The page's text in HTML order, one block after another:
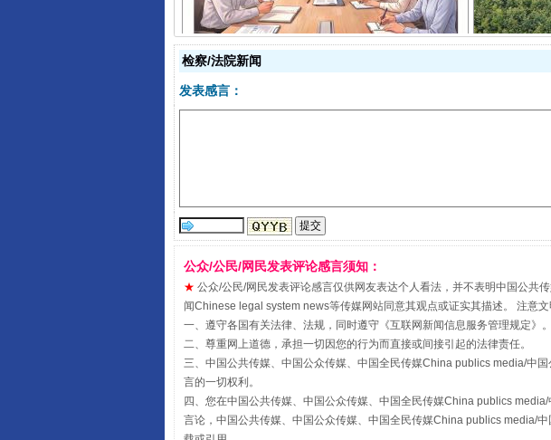
受贿1.44亿！段成刚被判无期
检察/法院新闻
发表感言：
公众/公民/网民发表评论感言须知：
★ 公众/公民/网民发表评论感言仅供网友表达个人看法，并不表明中国公
闻Chinese legal system news等传媒网站同意其观点或证实其描述。 注意文
一、遵守各国有关法律、法规，同时遵守《互联网新闻信息服务管理规定》。
二、尊重网上道德，承担一切因您的行为而直接或间接引起的法律责任。
三、中国公共传媒、中国公众传媒、中国全民传媒China publics media/中
言的一切权利。
四、您在中国公共传媒、中国公众传媒、中国全民传媒China publics
言论，中国公共传媒、中国公众传媒、中国全民传媒China publics media/